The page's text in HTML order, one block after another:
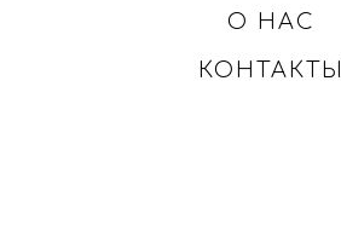
О НАС
КОНТАКТЫ